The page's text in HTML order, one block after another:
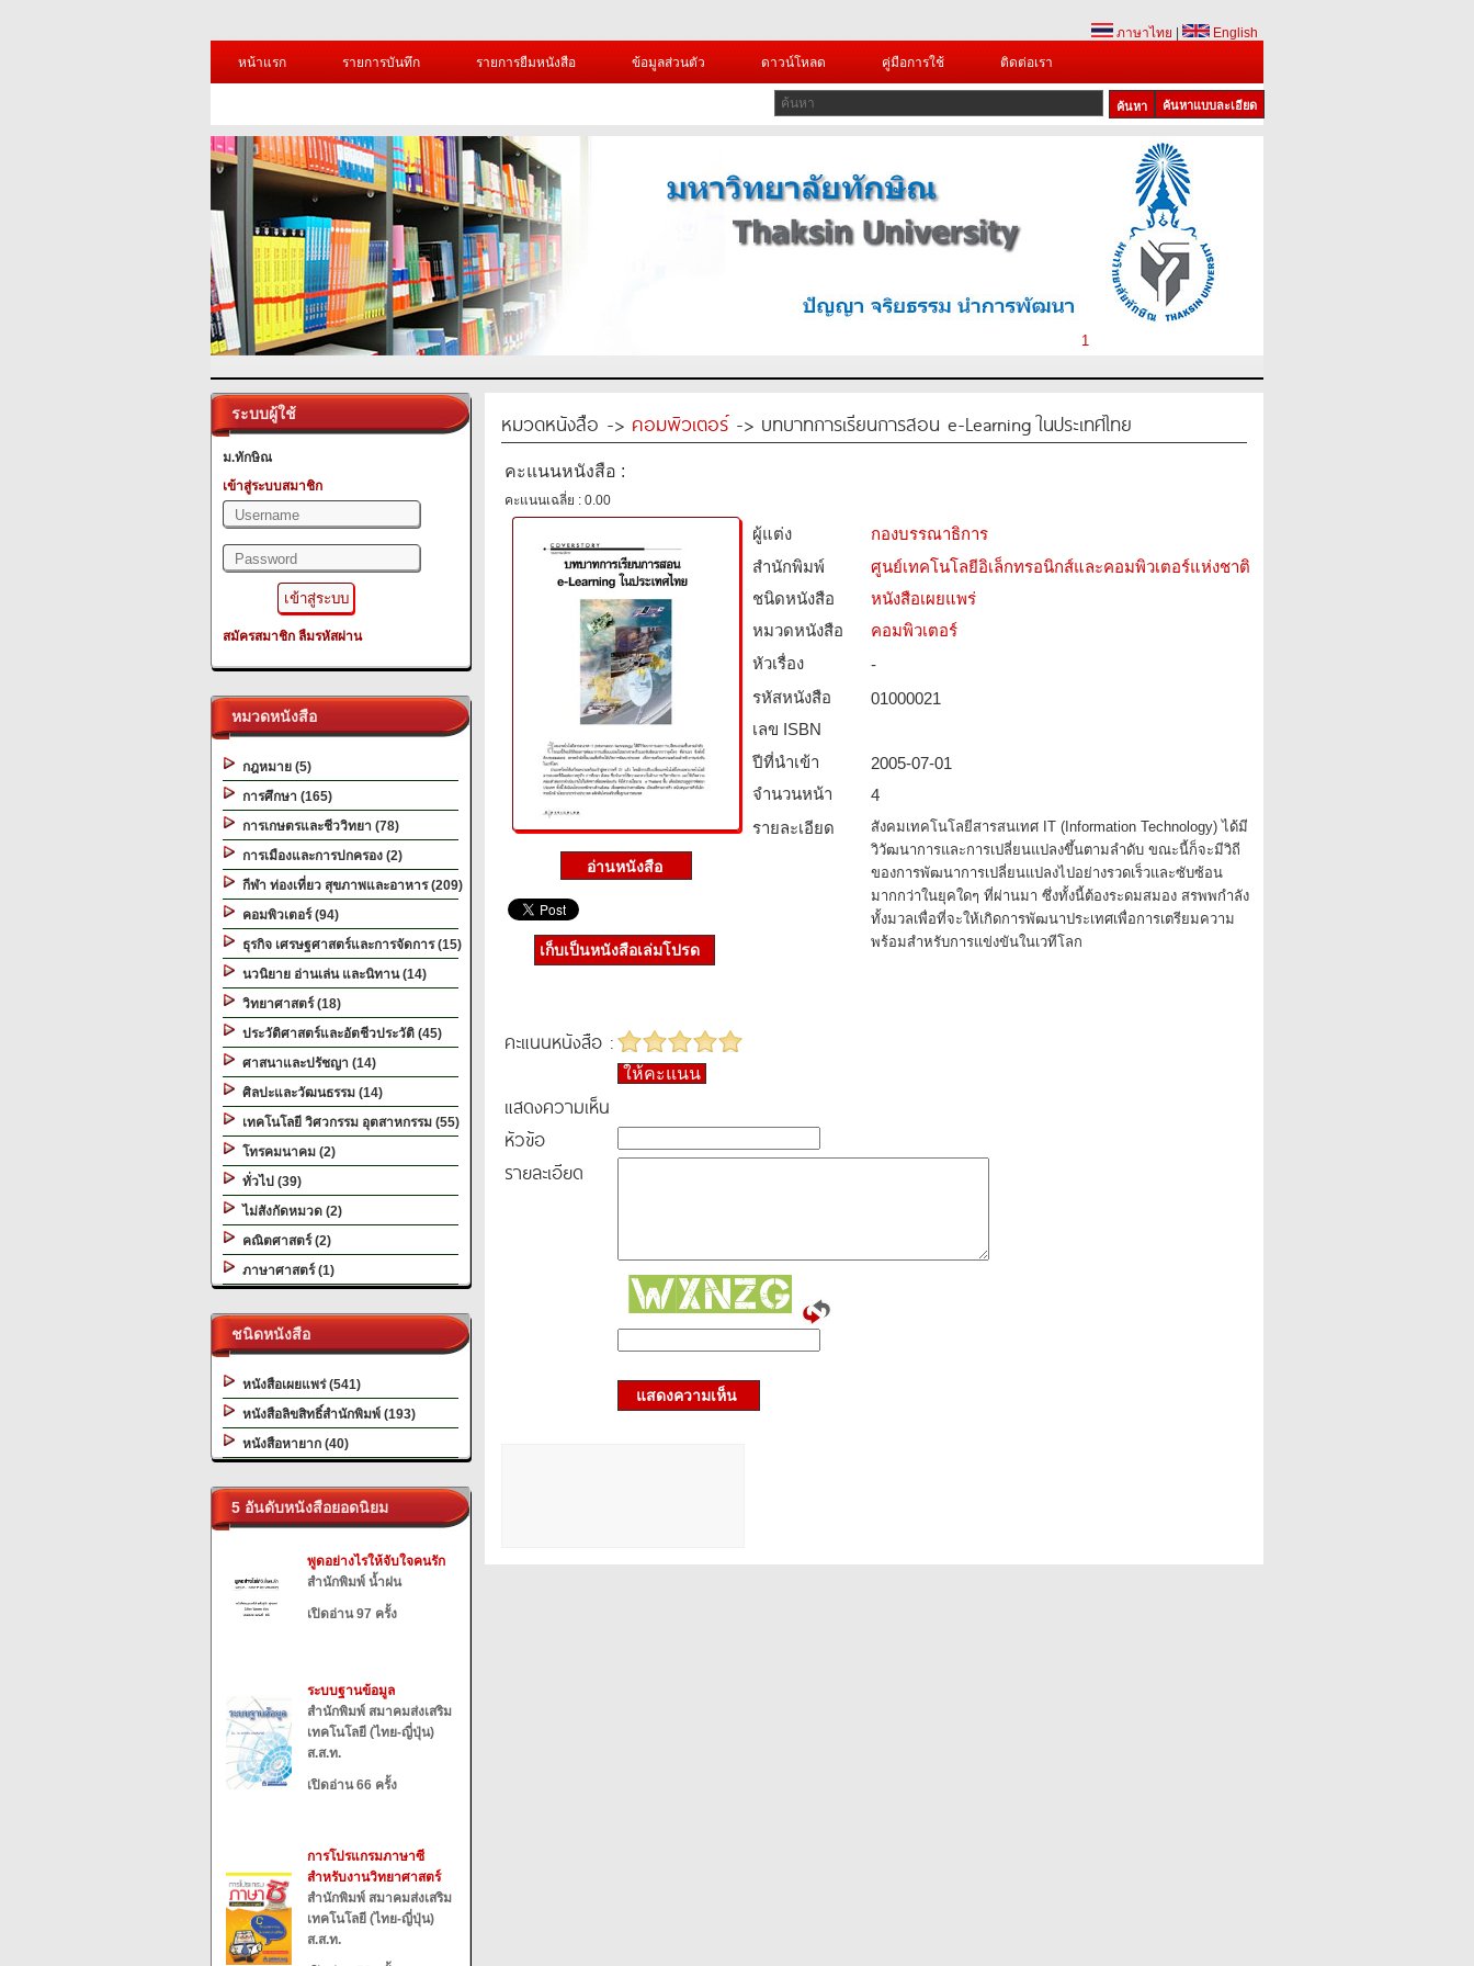
ภาษาไทย
English
หน้าแรก
รายการบันทึก รายการยืมหนังสือ ข้อมูลส่วนตัว ดาวน์โหลด คู่มือการใช้ ติดต่อเรา
ค้นหาแบบละเอียด
1
ระบบผู้ใช้
ม.ทักษิณ
เข้าสู่ระบบสมาชิก
สมัครสมาชิก ลืมรหัสผ่าน
หมวดหนังสือ
กฎหมาย (5)
การศึกษา (165)
การเกษตรและชีววิทยา (78)
การเมืองและการปกครอง (2)
กีฬา ท่องเที่ยว สุขภาพและอาหาร (209)
คอมพิวเตอร์ (94)
ธุรกิจ เศรษฐศาสตร์และการจัดการ (15)
นวนิยาย อ่านเล่น และนิทาน (14)
วิทยาศาสตร์ (18)
ประวัติศาสตร์และอัตชีวประวัติ (45)
ศาสนาและปรัชญา (14)
ศิลปะและวัฒนธรรม (14)
เทคโนโลยี วิศวกรรม อุตสาหกรรม (55)
โทรคมนาคม (2)
ทั่วไป (39)
ไม่สังกัดหมวด (2)
คณิตศาสตร์ (2)
ภาษาศาสตร์ (1)
ชนิดหนังสือ
หนังสือเผยแพร่ (541)
หนังสือลิขสิทธิ์สำนักพิมพ์ (193)
หนังสือหายาก (40)
5 อันดับหนังสือยอดนิยม
พูดอย่างไรให้จับใจคนรัก
สำนักพิมพ์ น้ำฝน
เปิดอ่าน 97 ครั้ง
ระบบฐานข้อมูล
สำนักพิมพ์ สมาคมส่งเสริม
เทคโนโลยี (ไทย-ญี่ปุ่น)
ส.ส.ท.
เปิดอ่าน 66 ครั้ง
การโปรแกรมภาษาซี
สำหรับงานวิทยาศาสตร์
สำนักพิมพ์ สมาคมส่งเสริม
เทคโนโลยี (ไทย-ญี่ปุ่น)
ส.ส.ท.
หมวดหนังสือ -> คอมพิวเตอร์-> บทบาทการเรียนการสอน e-Learning ในประเทศไทย
คะแนนหนังสือ :
คะแนนเฉลี่ย : 0.00
ผู้แต่ง
กองบรรณาธิการ
สำนักพิมพ์
ศูนย์เทคโนโลยีอิเล็กทรอนิกส์และคอมพิวเตอร์แห่งชาติ
ชนิดหนังสือ­
หนังสือเผยแพร่
หมวดหนังสือ­
คอมพิวเตอร์
หัวเรื่อง
-
รหัสหนังสือ­
01000021
เลข ISBN
ปีที่นำเข้า
2005-07-01
จำนวนหน้า
4
รายละเอียด
สังคมเทคโนโลยีสารสนเทศ IT (Information Technology) ได้มี
วิวัฒนาการและการเปลี่ยนแปลงขึ้นตามลำดับ ขณะนี้ก็จะมีวิถี
ของการพัฒนาการเปลี่ยนแปลงไปอย่างรวดเร็วและซับซ้อน
มากกว่าในยุคใดๆ ที่ผ่านมา ซึ่งทั้งนี้ต้องระดมสมอง สรพพกำลัง
ทั้งมวลเพื่อที่จะให้เกิดการพัฒนาประเทศเพื่อการเตรียมความ
พร้อมสำหรับการแข่งขันในเวทีโลก
เก็บเป็นหนังสือเล่มโปรด
คะแนนหนังสือ :
ให้คะแนน
แสดงความเห็น
หัวข้อ
รายละเอียด
แสดงความเห็น